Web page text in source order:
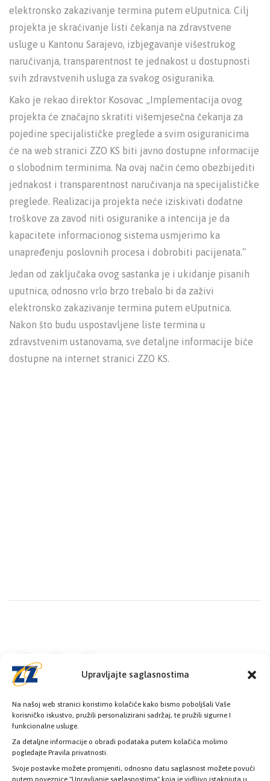
Upravljajte saglasnostima
Na našoj web stranici koristimo kolačiće kako bismo poboljšali Vaše
korisničko iskustvo, pružili personalizirani sadržaj, te pružili sigurne I
funkcionalne usluge.
Za detaljne informacije o obradi podataka putem kolačića molimo
pogledajte Pravila privatnosti.
Svoje postavke možete promjeniti, odnosno datu saglasnost možete povući
putem poveznice "Upravljanje saglasnostima" koja je vidljivo istaknjuta u
elektronsko zakazivanje termina putem eUputnica. Cilj
projekta je skraćivanje listi čekanja na zdravstvene
usluge u Kantonu Sarajevo, izbjegavanje višestrukog
naručivanja, transparentnost te jednakost u dostupnosti
svih zdravstvenih usluga za svakog osiguranika.
Kako je rekao direktor Kosovac „Implementacija ovog
projekta će značajno skratiti višemjesečna čekanja za
pojedine specijalističke preglede a svim osiguranicima
će na web stranici ZZO KS biti javno dostupne informacije
o slobodnim terminima. Na ovaj način ćemo obezbijediti
jednakost i transparentnost naručivanja na specijalističke
preglede. Realizacija projekta neće iziskivati dodatne
troškove za zavod niti osiguranike a intencija je da
kapacitete informacionog sistema usmjerimo ka
unapređenju poslovnih procesa i dobrobiti pacijenata.“
Jedan od zaključaka ovog sastanka je i ukidanje pisanih
uputnica, odnosno vrlo brzo trebalo bi da zaživi
elektronsko zakazivanje termina putem eUputnica.
Nakon što budu uspostavljene liste termina u
zdravstvenim ustanovama, sve detaljne informacije biće
dostupne na internet stranici ZZO KS.